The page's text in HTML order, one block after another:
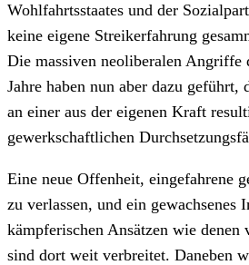
Wohlfahrtsstaates und der
keine eigene Streikerfahrung
Die massiven neoliberalen Angriffe
Jahre haben nun aber dazu geführt,
an einer aus der eigenen Kraft
gewerkschaftlichen
Eine neue Offenheit, eingefahrene
zu verlassen, und ein gewachsenes
kämpferischen Ansätzen wie denen
sind dort weit verbreitet. Daneben